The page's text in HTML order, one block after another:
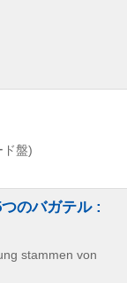
ド盤)
のバガテル :
stammen von